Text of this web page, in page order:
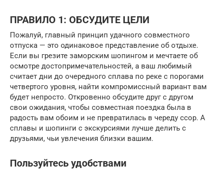
ПРАВИЛО 1: ОБСУДИТЕ ЦЕЛИ
Пожалуй, главный принцип удачного совместного
отпуска — это одинаковое представление об отдыхе.
Если вы грезите заморским шопингом и мечтаете об
осмотре достопримечательностей, а ваш любимый
считает дни до очередного сплава по реке с порогами
четвертого уровня, найти компромиссный вариант вам
будет непросто. Откровенно обсудите друг с другом
свои ожидания, чтобы совместная поездка была в
радость вам обоим и не превратилась в череду ссор. А
сплавы и шопинги с экскурсиями лучше делить с
друзьями, чьи увлечения близки вашим.
Пользуйтесь удобствами